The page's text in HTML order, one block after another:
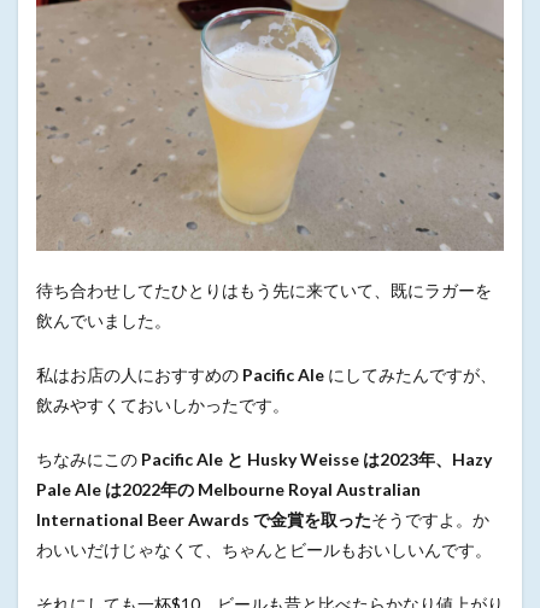
待ち合わせしてたひとりはもう先に来ていて、既にラガーを
飲んでいました。
私はお店の人におすすめの Pacific Ale にしてみたんですが、
飲みやすくておいしかったです。
ちなみにこの Pacific Ale と Husky Weisse は2023年、Hazy
Pale Ale は2022年の Melbourne Royal Australian
International Beer Awards で金賞を取ったそうですよ。か
わいいだけじゃなくて、ちゃんとビールもおいしいんです。